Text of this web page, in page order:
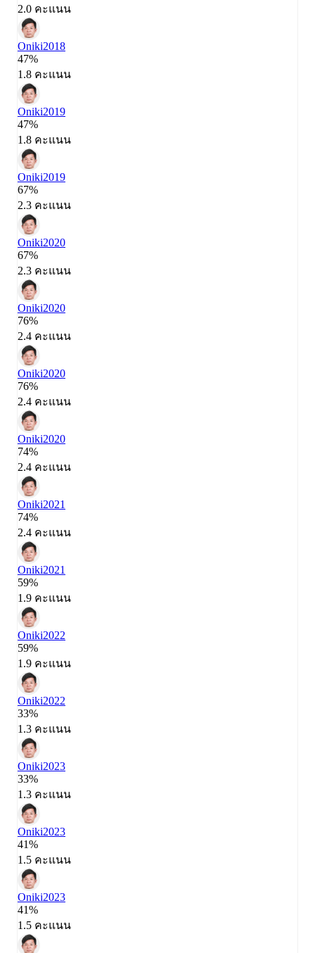
2.0 คะแนน
Oniki2018
47%
1.8 คะแนน
Oniki2019
47%
1.8 คะแนน
Oniki2019
67%
2.3 คะแนน
Oniki2020
67%
2.3 คะแนน
Oniki2020
76%
2.4 คะแนน
Oniki2020
76%
2.4 คะแนน
Oniki2020
74%
2.4 คะแนน
Oniki2021
74%
2.4 คะแนน
Oniki2021
59%
1.9 คะแนน
Oniki2022
59%
1.9 คะแนน
Oniki2022
33%
1.3 คะแนน
Oniki2023
33%
1.3 คะแนน
Oniki2023
41%
1.5 คะแนน
Oniki2023
41%
1.5 คะแนน